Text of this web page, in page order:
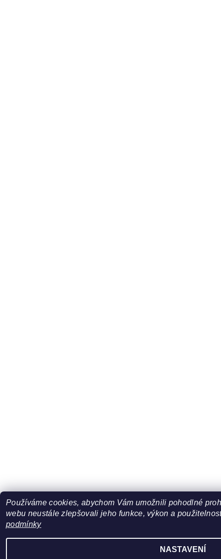
Používáme cookies, abychom Vám umožnili pohodlné
webu neustále zlepšovali jeho funkce, výkon a
podmínky
NASTAVENÍ